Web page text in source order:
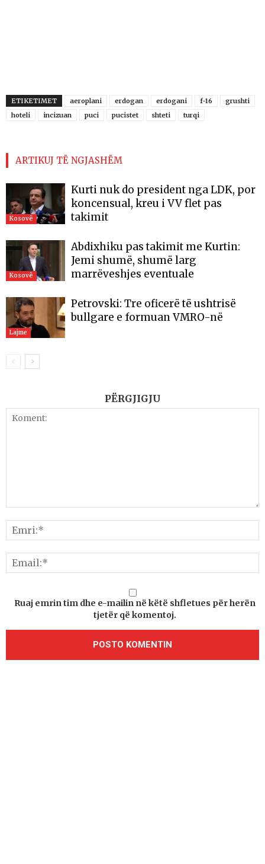
ETIKETIMET aeroplani erdogan erdogani f-16
grushti
hoteli
incizuan puci pucistet shteti turqi
ARTIKUJ TË NGJASHËM
Kosovë
Kurti nuk do president nga LDK, por
koncensual, kreu i VV flet pas
takimit
Kosovë
Abdixhiku pas takimit me Kurtin:
Jemi shumë, shumë larg
marrëveshjes eventuale
Lajme
Petrovski: Tre oficerë të ushtrisë
bullgare e formuan VMRO-në
PËRGJIGJU
Ruaj emrin tim dhe e-mailin në këtë shfletues për herën
tjetër që komentoj.